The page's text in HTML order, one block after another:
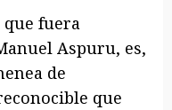
que fuera
Aspuru, es,
de
que